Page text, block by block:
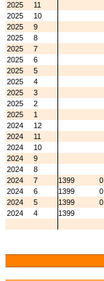
2025
11
2025
10
2025
9
2025
8
2025
7
2025
6
2025
5
2025
4
2025
3
2025
2
2025
1
2024
12
2024
11
2024
10
2024
9
2024
8
2024
7 1399
0
2024
6 1399
0
2024
5 1399
0
2024
4 1399